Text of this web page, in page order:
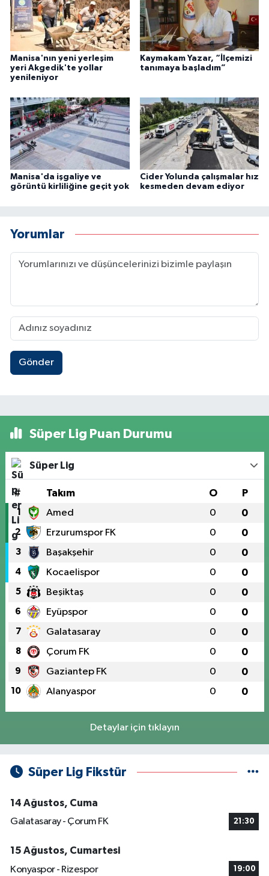
Manisa'nın yeni yerleşim
yeri Akgedik'te yollar
yenileniyor
Kaymakam Yazar, “İlçemizi
tanımaya başladım”
Manisa'da işgaliye ve
görüntü kirliliğine geçit yok
Cider Yolunda çalışmalar hız
kesmeden devam ediyor
Yorumlar
Gönder
Süper Lig Puan Durumu
Süper Lig
# Takım O P
1 Amed 0 0
2 Erzurumspor FK 0 0
3 Başakşehir 0 0
4 Kocaelispor 0 0
5 Beşiktaş 0 0
6 Eyüpspor 0 0
7 Galatasaray 0 0
8 Çorum FK 0 0
9 Gaziantep FK 0 0
10 Alanyaspor 0 0
Detaylar için tıklayın
Süper Lig Fikstür
14 Ağustos, Cuma
Galatasaray - Çorum FK
21:30
15 Ağustos, Cumartesi
Konyaspor - Rizespor
19:00